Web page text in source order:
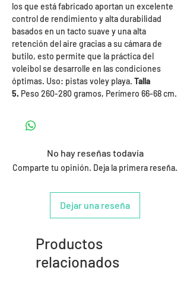
los que está fabricado aportan un excelente
control de rendimiento y alta durabilidad
basados en un tacto suave y una alta
retención del aire gracias a su cámara de
butilo, esto permite que la práctica del
voleibol se desarrolle en las condiciones
óptimas. Uso: pistas voley playa. Talla
5. Peso 260-280 gramos, Perímero 66-68 cm.
No hay reseñas todavía
Comparte tu opinión. Deja la primera reseña.
Dejar una reseña
Productos
relacionados